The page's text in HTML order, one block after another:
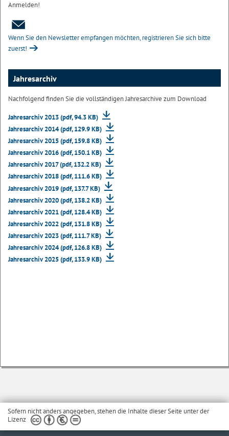
Anmelden!
Wenn Sie den Newsletter empfangen möchten, registrieren Sie sich bitte
zuerst!
Jahresarchiv
Nachfolgend finden Sie die vollständigen Jahresarchive zum Download
Jahresarchiv 2013 (pdf, 94.3 KB)
Jahresarchiv 2014 (pdf, 129.9 KB)
Jahresarchiv 2015 (pdf, 159.8 KB)
Jahresarchiv 2016 (pdf, 150.1 KB)
Jahresarchiv 2017 (pdf, 132.2 KB)
Jahresarchiv 2018 (pdf, 111.6 KB)
Jahresarchiv 2019 (pdf, 137.7 KB)
Jahresarchiv 2020 (pdf, 138.2 KB)
Jahresarchiv 2021 (pdf, 128.4 KB)
Jahresarchiv 2022 (pdf, 131.8 KB)
Jahresarchiv 2023 (pdf, 111.7 KB)
Jahresarchiv 2024 (pdf, 126.8 KB)
Jahresarchiv 2025 (pdf, 133.9 KB)
Sofern nicht anders angegeben, stehen die Inhalte dieser Seite unter der
Lizenz